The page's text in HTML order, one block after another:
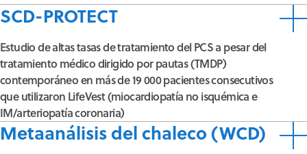
SCD-PROTECT
Estudio de altas tasas de tratamiento del PCS a pesar del
tratamiento médico dirigido por pautas (TMDP)
contemporáneo en más de 19 000 pacientes consecutivos
que utilizaron LifeVest (miocardiopatía no isquémica e
IM/arteriopatía coronaria)
Metaanálisis del chaleco (WCD)